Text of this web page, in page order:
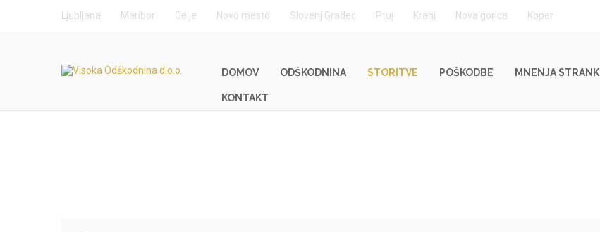
Ljubljana Maribor Celje Novo mesto Slovenj Gradec Ptuj Kranj Nova gorica Koper
DOMOV ODŠKODNINA STORITVE POŠKODBE MNENJA STRANK
KONTAKT